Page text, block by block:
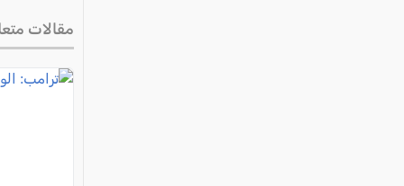
مقالات